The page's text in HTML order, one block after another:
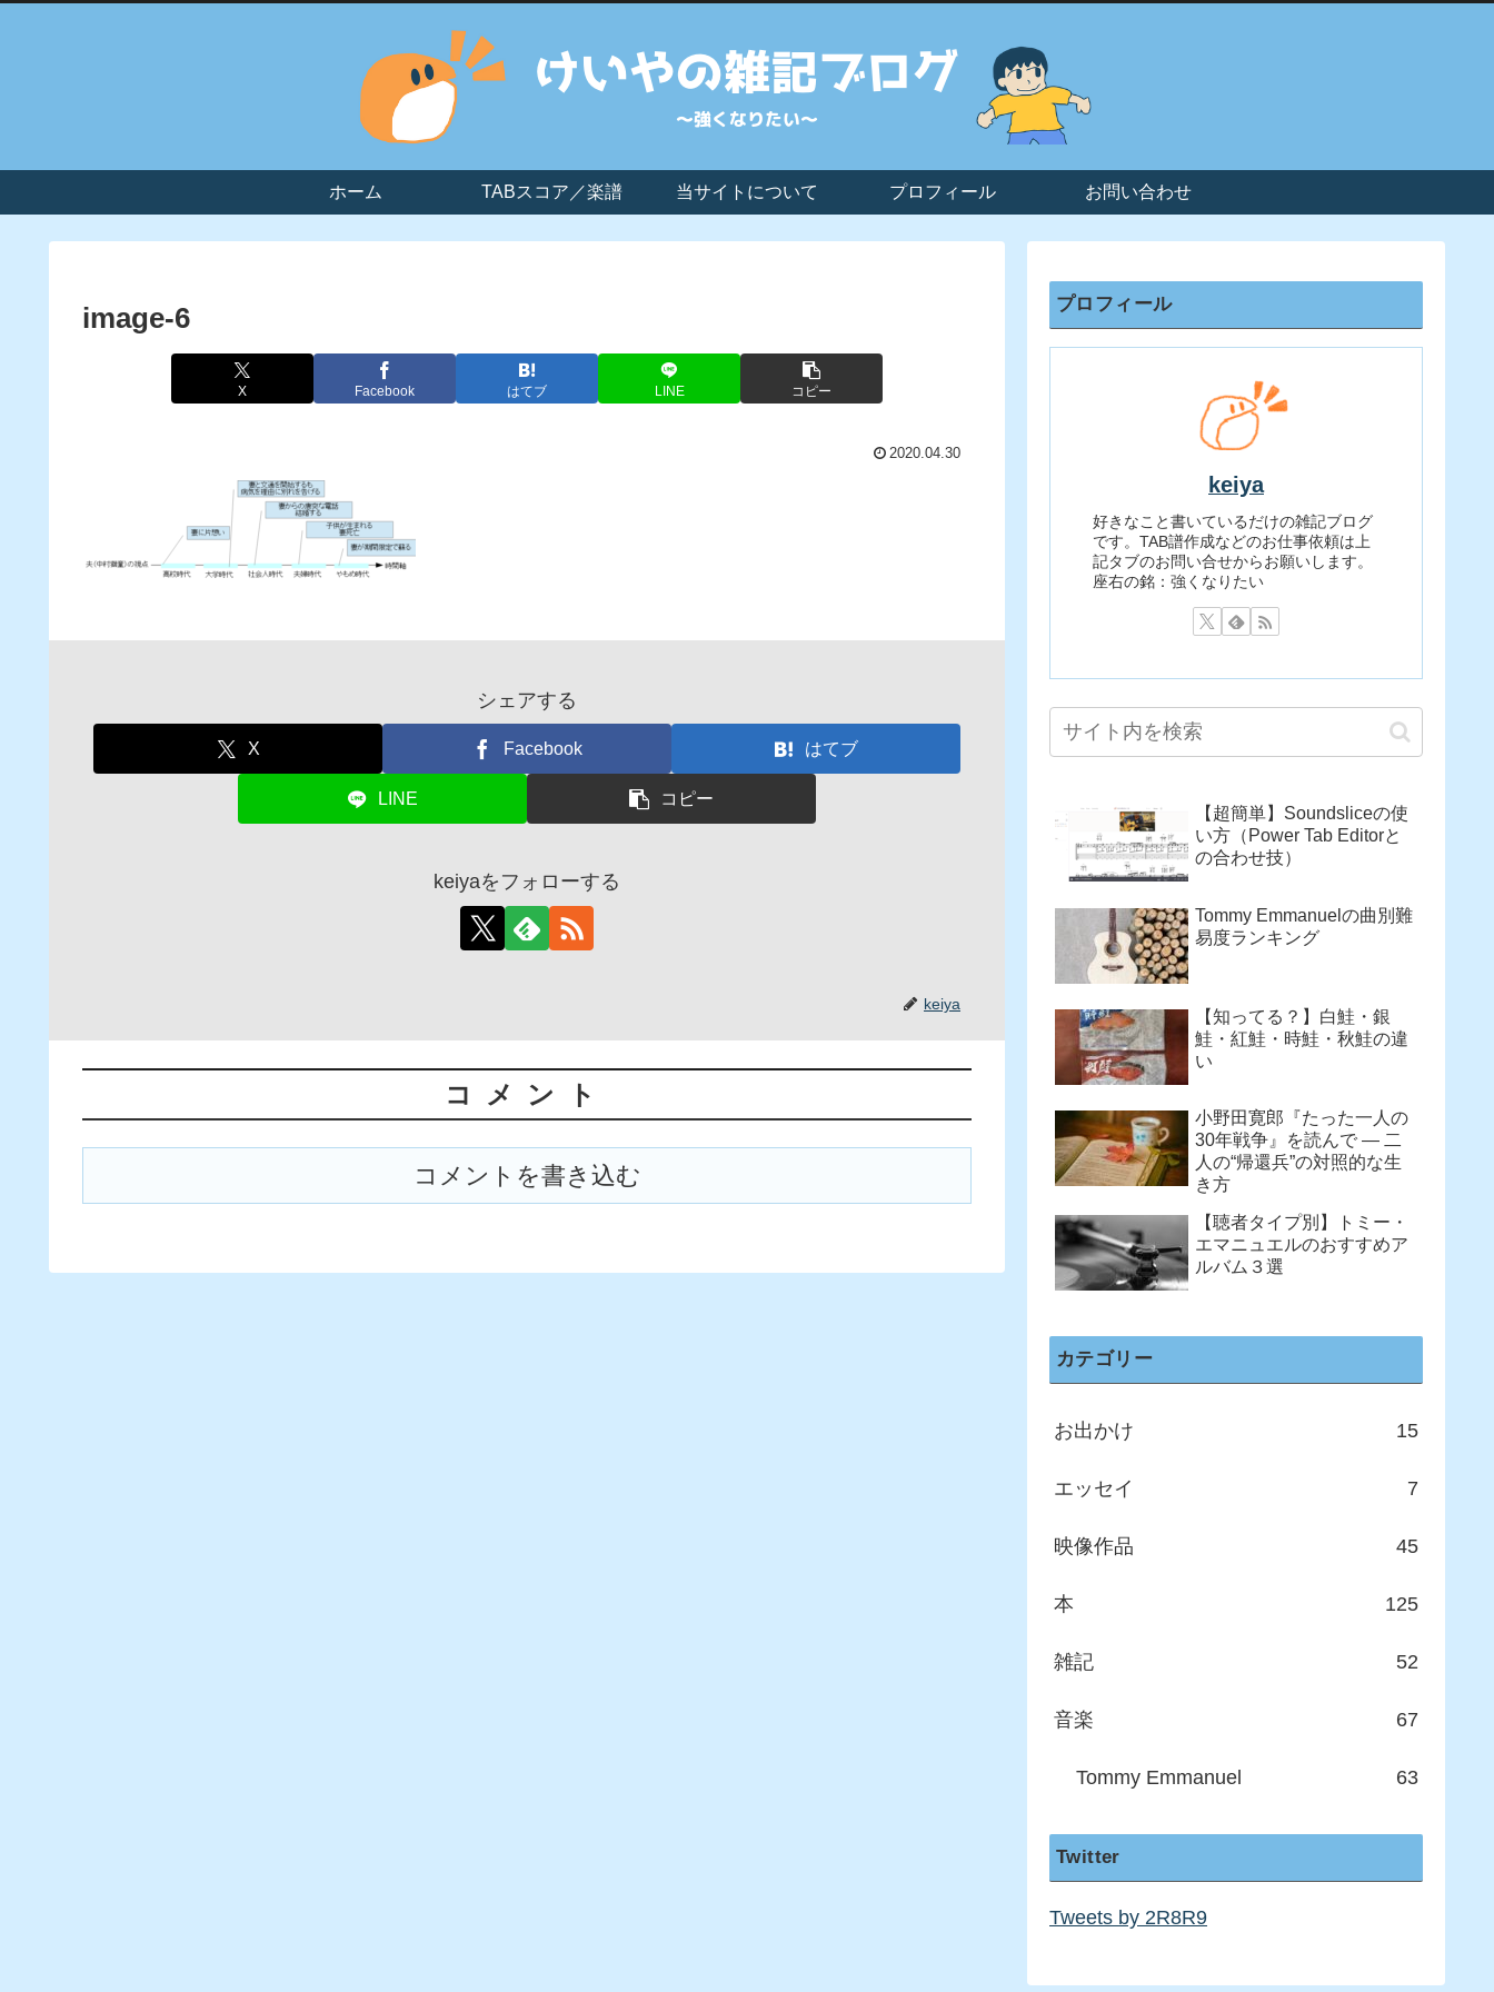
ホーム TABスコア／楽譜 当サイトについて プロフィール お問い合わせ
image-6
X Facebook はてブ LINE コピー
2020.04.30
シェアする
X Facebook はてブ
LINE コピー
keiyaをフォローする
keiya
コメント
コメントを書き込む
プロフィール
keiya
好きなこと書いているだけの雑記ブログ
です。TAB譜作成などのお仕事依頼は上
記タブのお問い合せからお願いします。
座右の銘：強くなりたい
【超簡単】Soundsliceの使
い方（Power Tab Editorと
の合わせ技）
Tommy Emmanuelの曲別難
易度ランキング
【知ってる？】白鮭・銀
鮭・紅鮭・時鮭・秋鮭の違
い
小野田寛郎『たった一人の
30年戦争』を読んで ― 二
人の“帰還兵”の対照的な生
き方
【聴者タイプ別】トミー・
エマニュエルのおすすめア
ルバム３選
カテゴリー
お出かけ 15
エッセイ 7
映像作品 45
本 125
雑記 52
音楽 67
Tommy Emmanuel 63
Twitter
Tweets by 2R8R9